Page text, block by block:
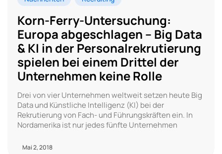
Korn-Ferry-Untersuchung:
Europa abgeschlagen – Big Data
& KI in der Personalrekrutierung
spielen bei einem Drittel der
Unternehmen keine Rolle
Drei von vier Unternehmen weltweit setzen heute Big
Data und Künstliche Intelligenz (KI) bei der
Rekrutierung von Fach- und Führungskräften ein. In
Nordamerika ist nur jedes fünfte Unternehmen
Mai 2, 2018